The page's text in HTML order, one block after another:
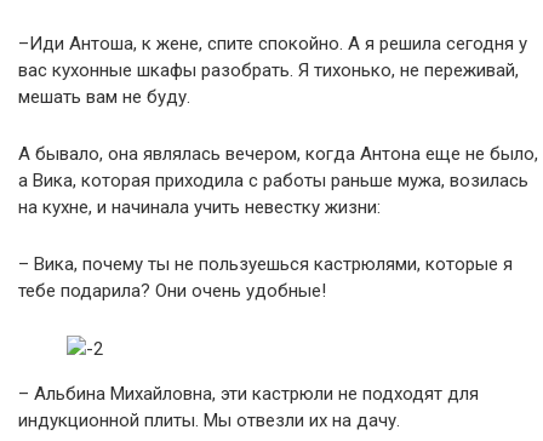
–Иди Антоша, к жене, спите спокойно. А я решила сегодня у
вас кухонные шкафы разобрать. Я тихонько, не переживай,
мешать вам не буду.
А бывало, она являлась вечером, когда Антона еще не было,
а Вика, которая приходила с работы раньше мужа, возилась
на кухне, и начинала учить невестку жизни:
– Вика, почему ты не пользуешься кастрюлями, которые я
тебе подарила? Они очень удобные!
– Альбина Михайловна, эти кастрюли не подходят для
индукционной плиты. Мы отвезли их на дачу.